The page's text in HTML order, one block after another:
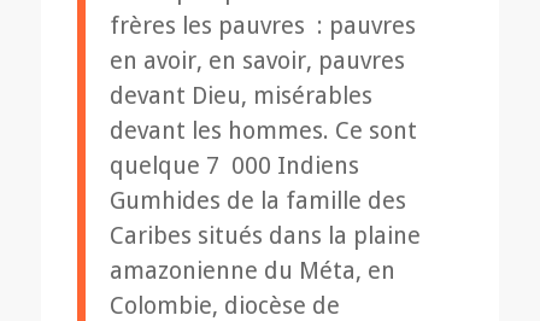
frères les pauvres : pauvres
en avoir, en savoir, pauvres
devant Dieu, misérables
devant les hommes. Ce sont
quelque 7 000 Indiens
Gumhides de la famille des
Caribes situés dans la plaine
amazonienne du Méta, en
Colombie, diocèse de